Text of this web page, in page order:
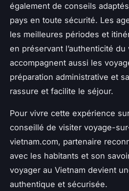
également de conseils
pays en toute sécurité. Les
les meilleures périodes et
en préservant l’authenticité du
accompagnent aussi les
préparation administrative et
rassure et facilite le séjour.
Pour vivre cette expérience
conseillé de visiter voyage-
vietnam.com, partenaire
avec les habitants et son
voyager au Vietnam devient
authentique et sécurisée.